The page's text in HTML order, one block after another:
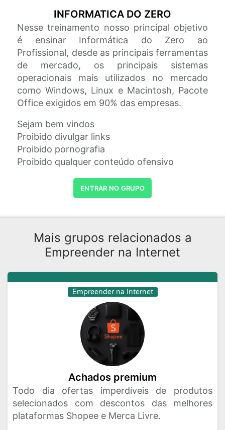
INFORMATICA DO ZERO
Nesse treinamento nosso principal objetivo
é ensinar Informática do Zero ao
Profissional, desde as principais ferramentas
de mercado, os principais sistemas
operacionais mais utilizados no mercado
como Windows, Linux e Macintosh, Pacote
Office exigidos em 90% das empresas.
Sejam bem vindos
Proibido divulgar links
Proibido pornografia
Proibido qualquer conteúdo ofensivo
ENTRAR NO GRUPO
Mais grupos relacionados a
Empreender na Internet
Empreender na Internet
Achados premium
Todo dia ofertas imperdíveis de produtos
selecionados com descontos das melhores
plataformas Shopee e Merca Livre.